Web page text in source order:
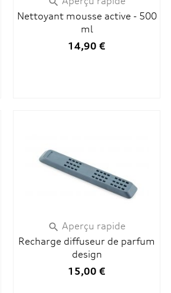
Nettoyant mousse active - 500
ml
14,90 €
 Aperçu rapide
Recharge diffuseur de parfum
design
15,00 €